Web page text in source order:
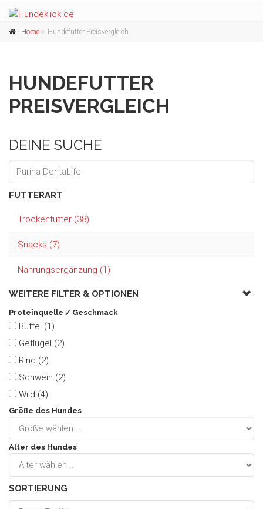
Home Hundefutter Preisvergleich
HUNDEFUTTER
PREISVERGLEICH
DEINE SUCHE
FUTTERART
Trockenfutter (38)
Snacks (7)
Nahrungsergänzung (1)
WEITERE FILTER & OPTIONEN
Proteinquelle / Geschmack
Büffel (1)
Geflügel (2)
Rind (2)
Schwein (2)
Wild (4)
Größe des Hundes
Alter des Hundes
SORTIERUNG